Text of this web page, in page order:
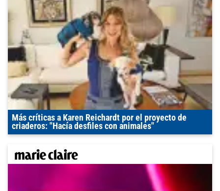
Más críticas a Karen Reichardt por el proyecto de
criaderos: "Hacía desfiles con animales"